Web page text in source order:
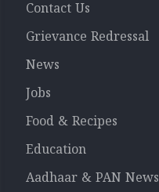
Contact Us
Grievance Redressal
News
Jobs
Food & Recipes
Education
Aadhaar & PAN News